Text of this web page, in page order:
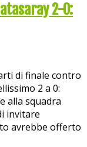
2-0:
di finale contro
2 a 0:
alla squadra
invitare
avrebbe offerto